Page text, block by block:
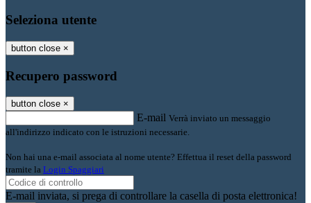
Seleziona utente
button close ×
Recupero password
button close ×
E-mail Verrà inviato un messaggio
all'indirizzo indicato con le istruzioni necessarie.
Non hai una e-mail associata al nome utente? Effettua il reset della password
tramite la Login Spaggiari
E-mail inviata, si prega di controllare la casella di posta elettronica!